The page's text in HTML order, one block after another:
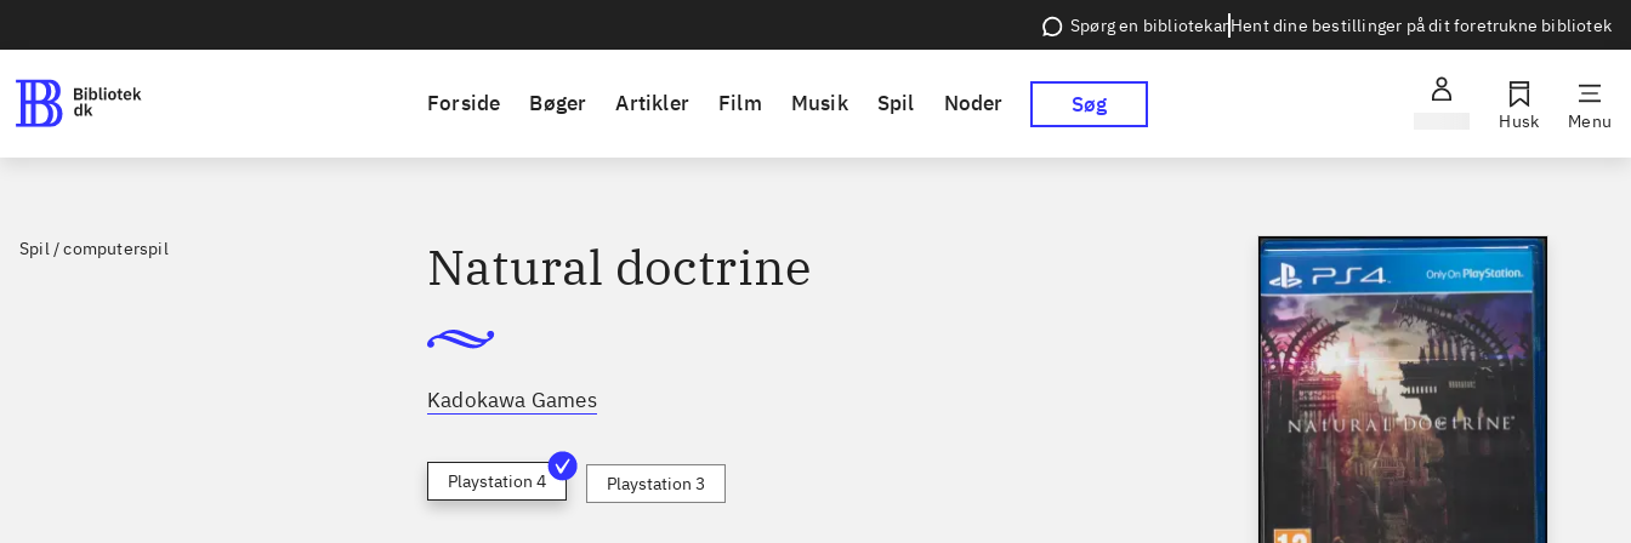
Spørg en bibliotekarHent dine bestillinger på dit foretrukne bibliotek
Forside Bøger Artikler Film Musik Spil Noder Søg
Husk Menu
Spil / computerspil Natural doctrine
Kadokawa Games
Playstation 4 Playstation 3